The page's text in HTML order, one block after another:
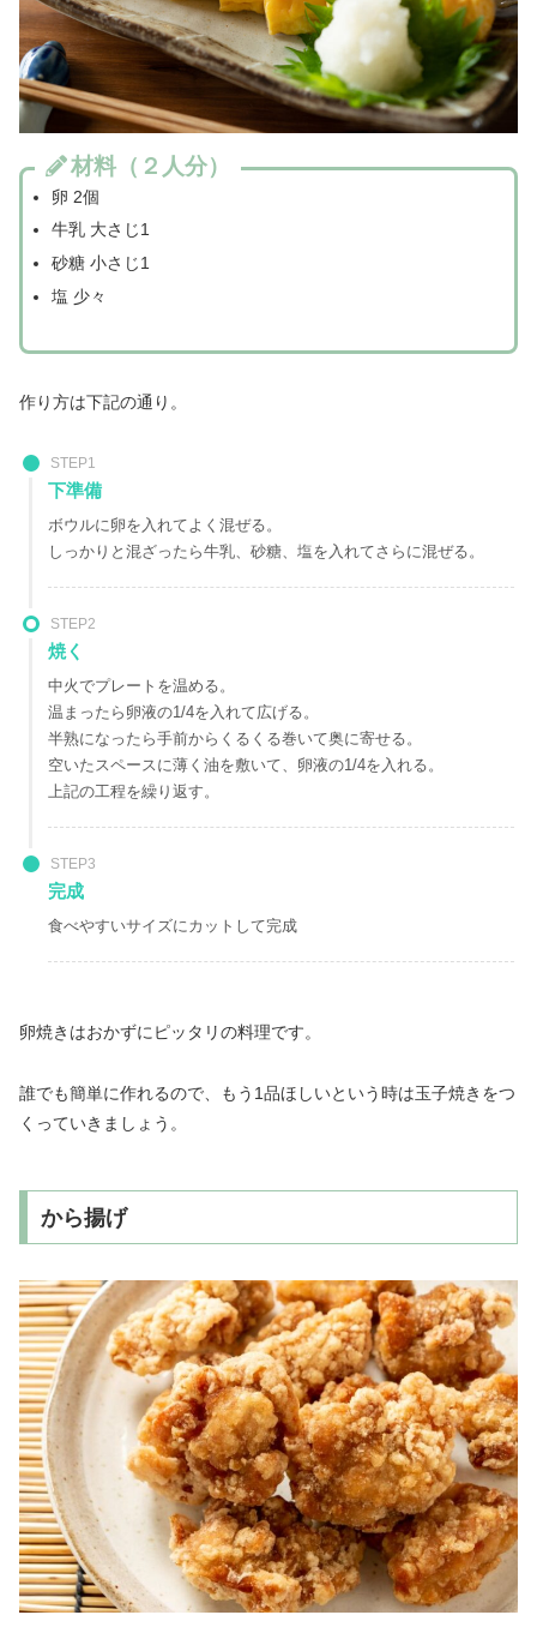
材料（２人分）
卵 2個
牛乳 大さじ1
砂糖 小さじ1
塩 少々
作り方は下記の通り。
STEP1
下準備
ボウルに卵を入れてよく混ぜる。
しっかりと混ざったら牛乳、砂糖、塩を入れてさらに混ぜる。
STEP2
焼く
中火でプレートを温める。
温まったら卵液の1/4を入れて広げる。
半熟になったら手前からくるくる巻いて奥に寄せる。
空いたスペースに薄く油を敷いて、卵液の1/4を入れる。
上記の工程を繰り返す。
STEP3
完成
食べやすいサイズにカットして完成
卵焼きはおかずにピッタリの料理です。
誰でも簡単に作れるので、もう1品ほしいという時は玉子焼きをつ
くっていきましょう。
から揚げ